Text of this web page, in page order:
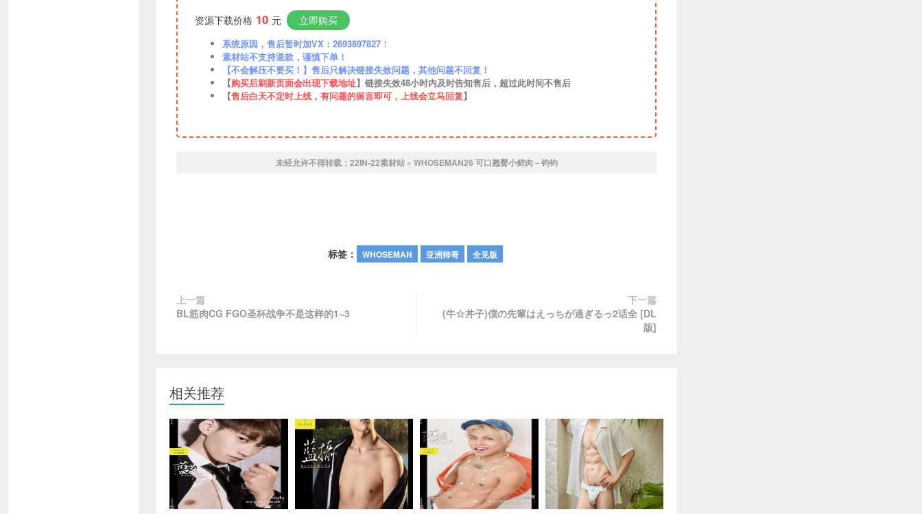
资源下载价格 10 元 立即购买
系统原因，售后暂时加VX：2693897827 ！
素材站不支持退款，谨慎下单！
【不会解压不要买！】售后只解决链接失效问题，其他问题不回复！
【购买后刷新页面会出现下载地址】链接失效48小时内及时告知售后，超过此时间不售后
【售后白天不定时上线，有问题的留言即可，上线会立马回复】
未经允许不得转载： 22IN-22素材站» WHOSEMAN26 可口翘臀小鲜肉－钧钧
标签： WHOSEMAN 亚洲帅哥 全见版
上一篇
BL筋肉CG FGO圣杯战争不是这样的1~3
下一篇
(牛☆丼子)僕の先輩はえっちが過ぎるっ2话全 [DL
版]
相关推荐